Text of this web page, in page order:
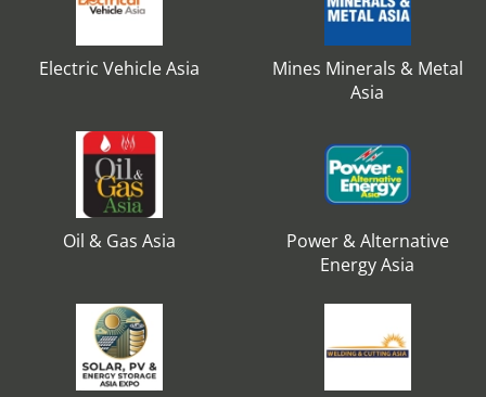
Electric Vehicle Asia
Mines Minerals & Metal
Asia
Oil & Gas Asia
Power & Alternative
Energy Asia